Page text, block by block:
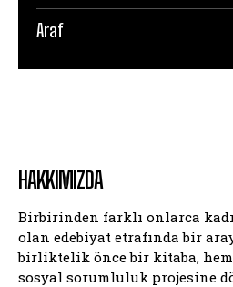
Araf
HAKKIMIZDA
Birbirinden farklı onlarca
olan edebiyat etrafında bir
birliktelik önce bir kitaba,
sosyal sorumluluk projesine